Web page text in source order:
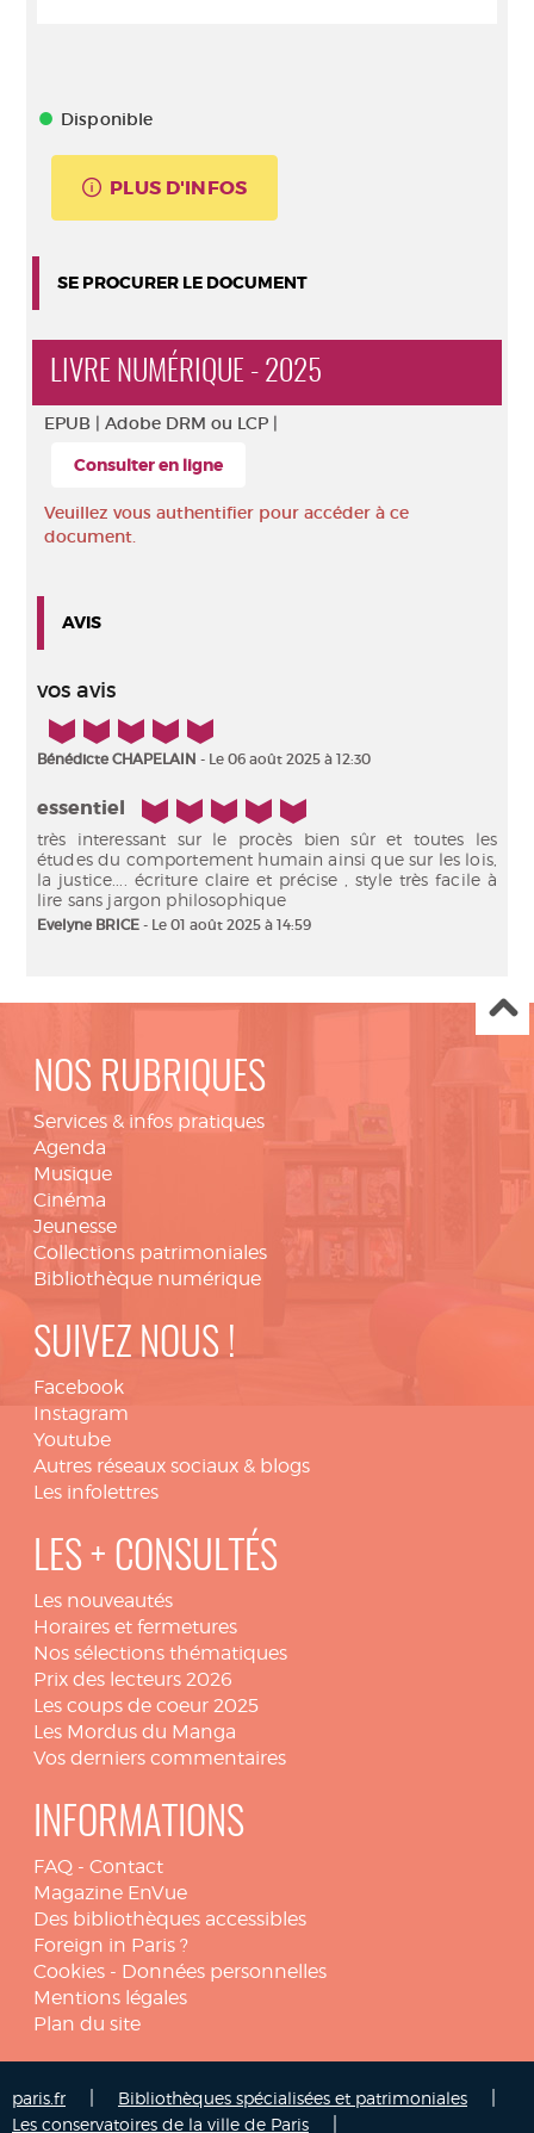
Disponible
PLUS D'INFOS
SE PROCURER LE DOCUMENT
LIVRE NUMÉRIQUE - 2025
EPUB | Adobe DRM ou LCP |
Consulter en ligne
Veuillez vous authentifier pour accéder à ce
document.
AVIS
vos avis
5/5
Bénédicte CHAPELAIN - Le 06 août 2025 à 12:30
essentiel 5/5
très interessant sur le procès bien sûr et toutes les
études du comportement humain ainsi que sur les lois,
la justice.... écriture claire et précise , style très facile à
lire sans jargon philosophique
Evelyne BRICE - Le 01 août 2025 à 14:59
NOS RUBRIQUES
Services & infos pratiques
Agenda
Musique
Cinéma
Jeunesse
Collections patrimoniales
Bibliothèque numérique
SUIVEZ NOUS !
Facebook
Instagram
Youtube
Autres réseaux sociaux & blogs
Les infolettres
LES + CONSULTÉS
Les nouveautés
Horaires et fermetures
Nos sélections thématiques
Prix des lecteurs 2026
Les coups de coeur 2025
Les Mordus du Manga
Vos derniers commentaires
INFORMATIONS
FAQ - Contact
Magazine EnVue
Des bibliothèques accessibles
Foreign in Paris ?
Cookies - Données personnelles
Mentions légales
Plan du site
paris.fr Bibliothèques spécialisées et patrimoniales
Les conservatoires de la ville de Paris